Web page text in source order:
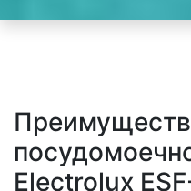
Electrolux